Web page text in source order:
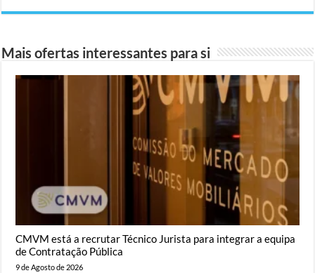
Mais ofertas interessantes para si
CMVM está a recrutar Técnico Jurista para integrar a equipa
de Contratação Pública
9 de Agosto de 2026